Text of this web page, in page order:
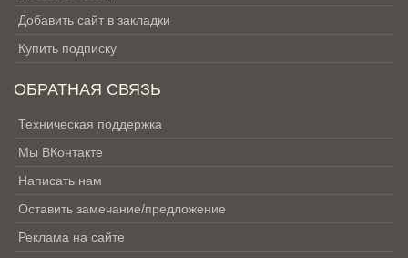
Добавить сайт в закладки
Купить подписку
ОБРАТНАЯ СВЯЗЬ
Техническая поддержка
Мы ВКонтакте
Написать нам
Оставить замечание/предложение
Реклама на сайте